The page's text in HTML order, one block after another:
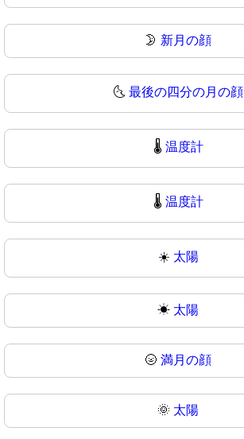
🌛 新月の顔
🌜 最後の四分の月の顔
🌡️ 温度計
🌡 温度計
☀️ 太陽
☀ 太陽
🌝 満月の顔
🌞 太陽